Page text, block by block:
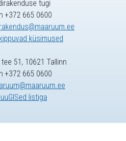
tugi
+372 665 0600
küsimused
51, 10621 Tallinn
+372 665 0600
listiga